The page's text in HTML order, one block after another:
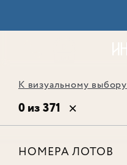
К визуальному выбору
0 из 371
НОМЕРА ЛОТОВ